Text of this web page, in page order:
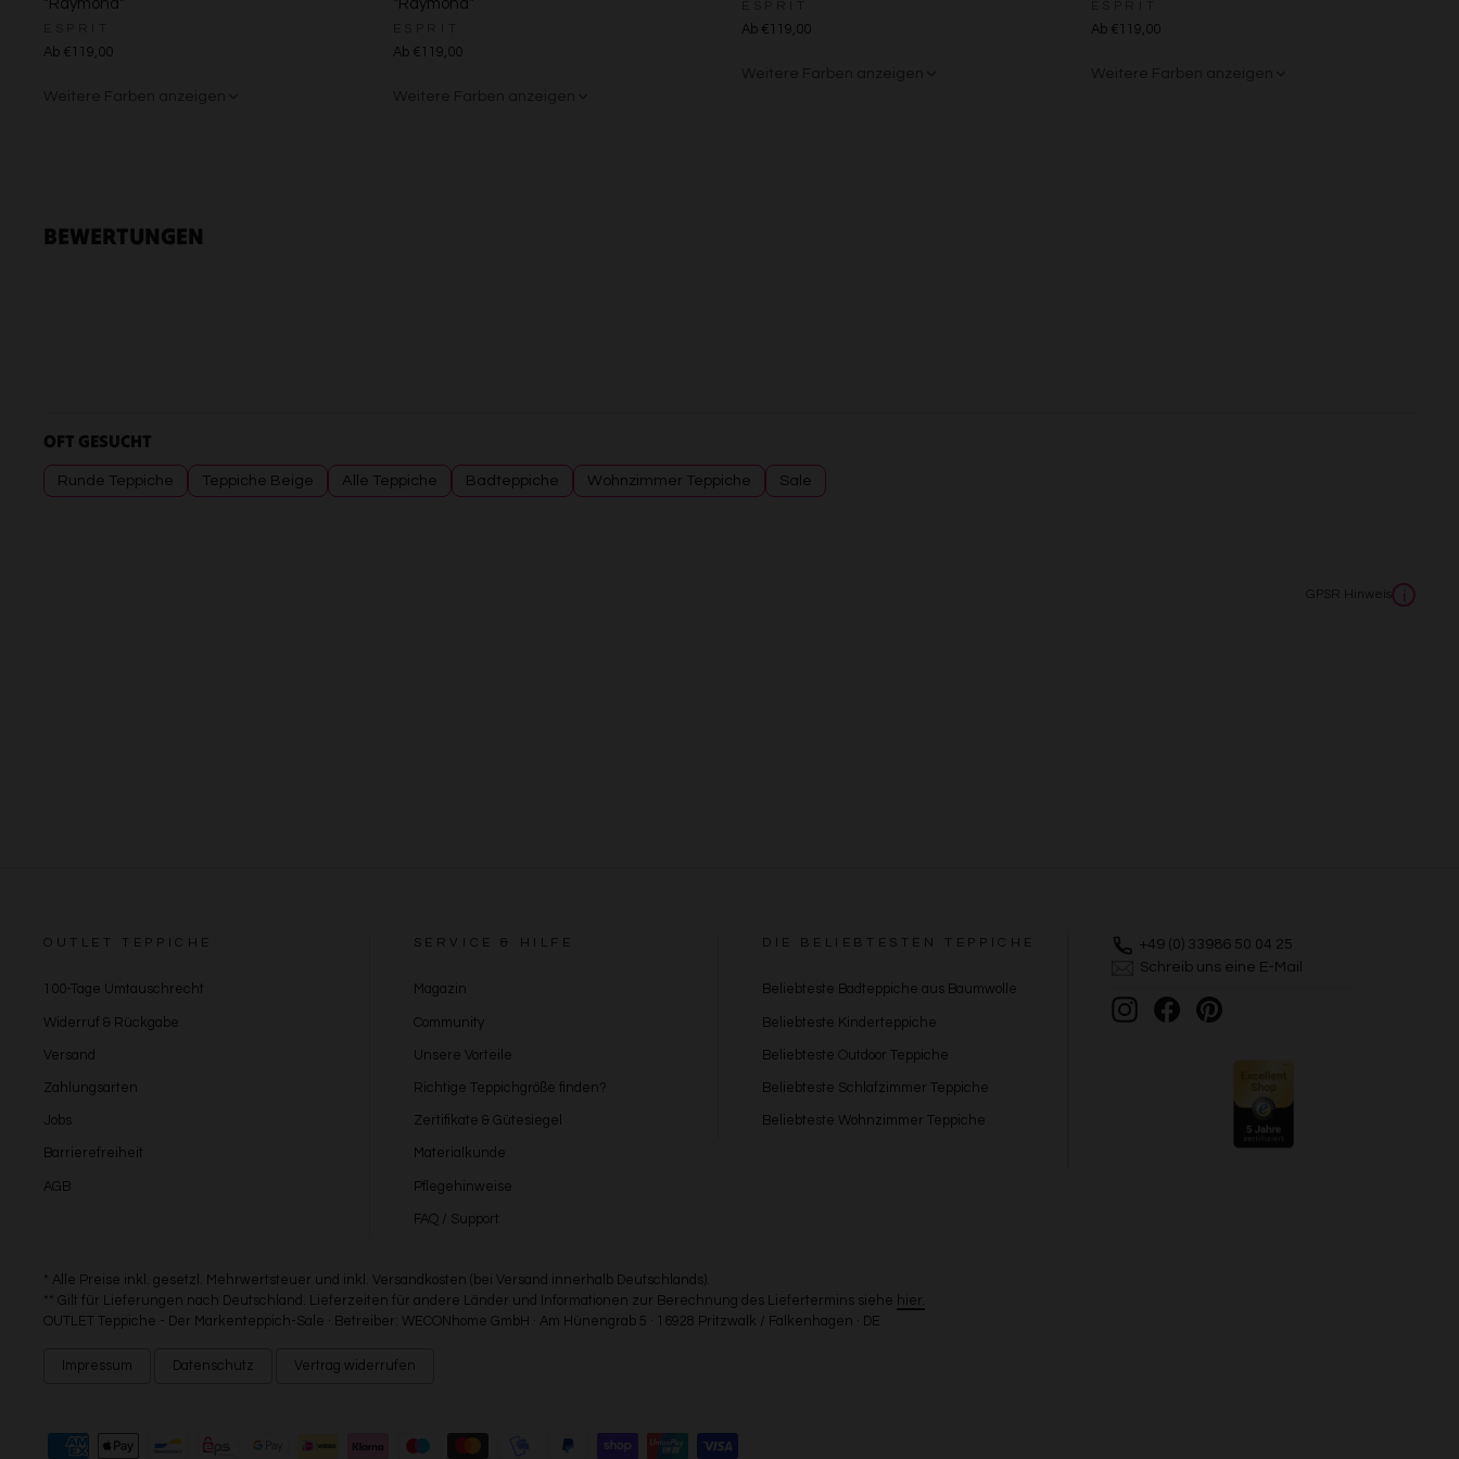
"Raymond"
Ab €119,00
"Raymond"
Ab €119,00
Ab €119,00
Ab €119,00
BEWERTUNGEN
OFT GESUCHT
Runde Teppiche Teppiche Beige Alle Teppiche Badteppiche Wohnzimmer Teppiche Sale
GPSR Hinweis i
OUTLET TEPPICHE
100-Tage Umtauschrecht
Widerruf & Rückgabe
Versand
Zahlungsarten
Jobs
Barrierefreiheit
AGB
SERVICE & HILFE
Magazin
Community
Unsere Vorteile
Richtige Teppichgröße finden?
Zertifikate & Gütesiegel
Materialkunde
Pflegehinweise
FAQ / Support
DIE BELIEBTESTEN TEPPICHE
Beliebteste Badteppiche aus Baumwolle
Beliebteste Kinderteppiche
Beliebteste Outdoor Teppiche
Beliebteste Schlafzimmer Teppiche
Beliebteste Wohnzimmer Teppiche
+49 (0) 33986 50 04 25
Schreib uns eine E-Mail
Instagram
FacebookPinterest
* Alle Preise inkl. gesetzl. Mehrwertsteuer und inkl. Versandkosten (bei Versand innerhalb Deutschlands).
** Gilt für Lieferungen nach Deutschland. Lieferzeiten für andere Länder und Informationen zur Berechnung des Liefertermins siehe hier.
OUTLET Teppiche - Der Markenteppich-Sale · Betreiber: WECONhome GmbH · Am Hünengrab 5 · 16928 Pritzwalk / Falkenhagen · DE
Impressum Datenschutz Vertrag widerrufen
Analyse von Zielgruppen durch Statistiken oder Kombinationen von Daten aus